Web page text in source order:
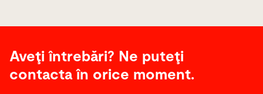
Aveţi întrebări? Ne puteţi
contacta în orice moment.